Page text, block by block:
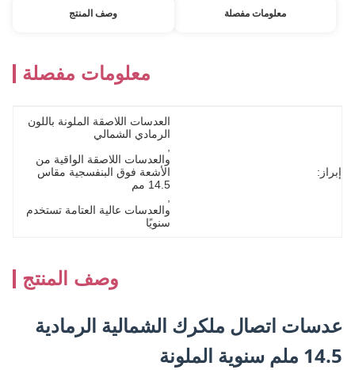
معلومات مفصلة وصف المنتج
معلومات مفصلة
إبراز:
الرمادي الشمالي
14.5 مم
سنويًا
وصف المنتج
عدسات اتصال ملكرك الشمالية الرمادية
14.5 ملم سنوية الملونة